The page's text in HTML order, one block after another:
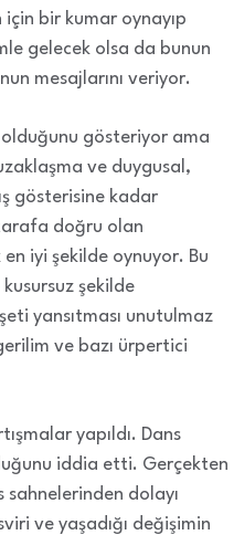
bir kumar oynayıp
gelecek olsa da bunun
mesajlarını veriyor.
olduğunu gösteriyor ama
ve duygusal,
gösterisine kadar
doğru olan
en iyi şekilde oynuyor. Bu
şekilde
yansıtması unutulmaz
ve bazı ürpertici
yapıldı. Dans
iddia etti. Gerçekten
sahnelerinden dolayı
ve yaşadığı değişimin